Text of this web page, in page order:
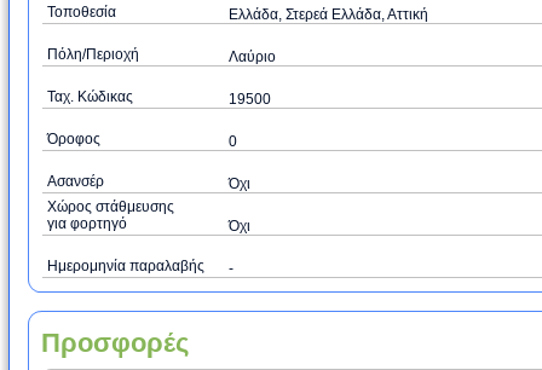
Τοποθεσία Ελλάδα, Στερεά Ελλάδα, Αττική
Πόλη/Περιοχή Λαύριο
Ταχ. Κώδικας 19500
Όροφος 0
Ασανσέρ
Όχι
Χώρος στάθμευσης
για φορτηγό
Όχι
Ημερομηνία παραλαβής -
Προσφορές